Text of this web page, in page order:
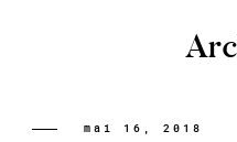
Portfolio
mai 16, 2018